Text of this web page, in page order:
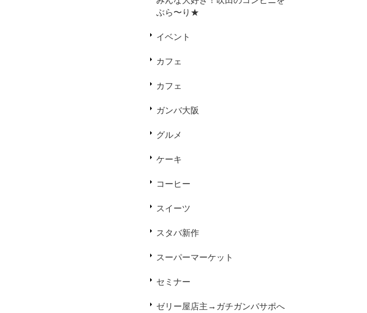
ぶら〜り★
イベント
カフェ
カフェ
ガンバ大阪
グルメ
ケーキ
コーヒー
スイーツ
スタバ新作
スーパーマーケット
セミナー
ゼリー屋店主→ガチガンバサポへ